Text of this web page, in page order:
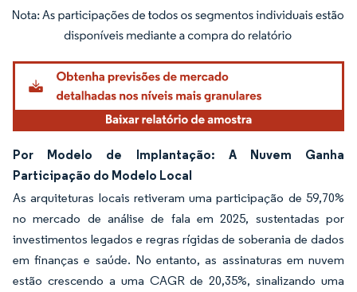
Imagem © Mordor Intelligence. O reuso requer atribuição conforme CC BY 4.0.
Por Modelo de Implantação: A Nuvem Ganha
Participação do Modelo Local
As arquiteturas locais retiveram uma participação de 59,70%
no mercado de análise de fala em 2025, sustentadas por
investimentos legados e regras rígidas de soberania de dados
em finanças e saúde. No entanto, as assinaturas em nuvem
estão crescendo a uma CAGR de 20,35%, sinalizando uma